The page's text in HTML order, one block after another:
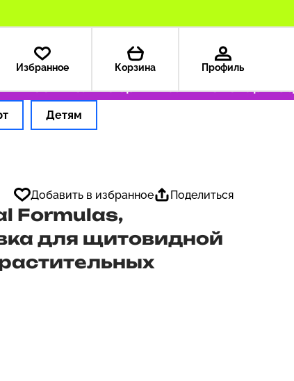
Избранное Корзина Профиль
199 ₽ Только оригинальные товары
Детям
Добавить в избранное Поделиться
Formulas,
для щитовидной